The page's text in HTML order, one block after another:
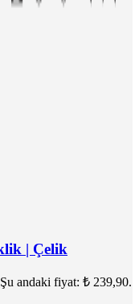
| Çelik
Şu andaki fiyat: ₺ 239,90.